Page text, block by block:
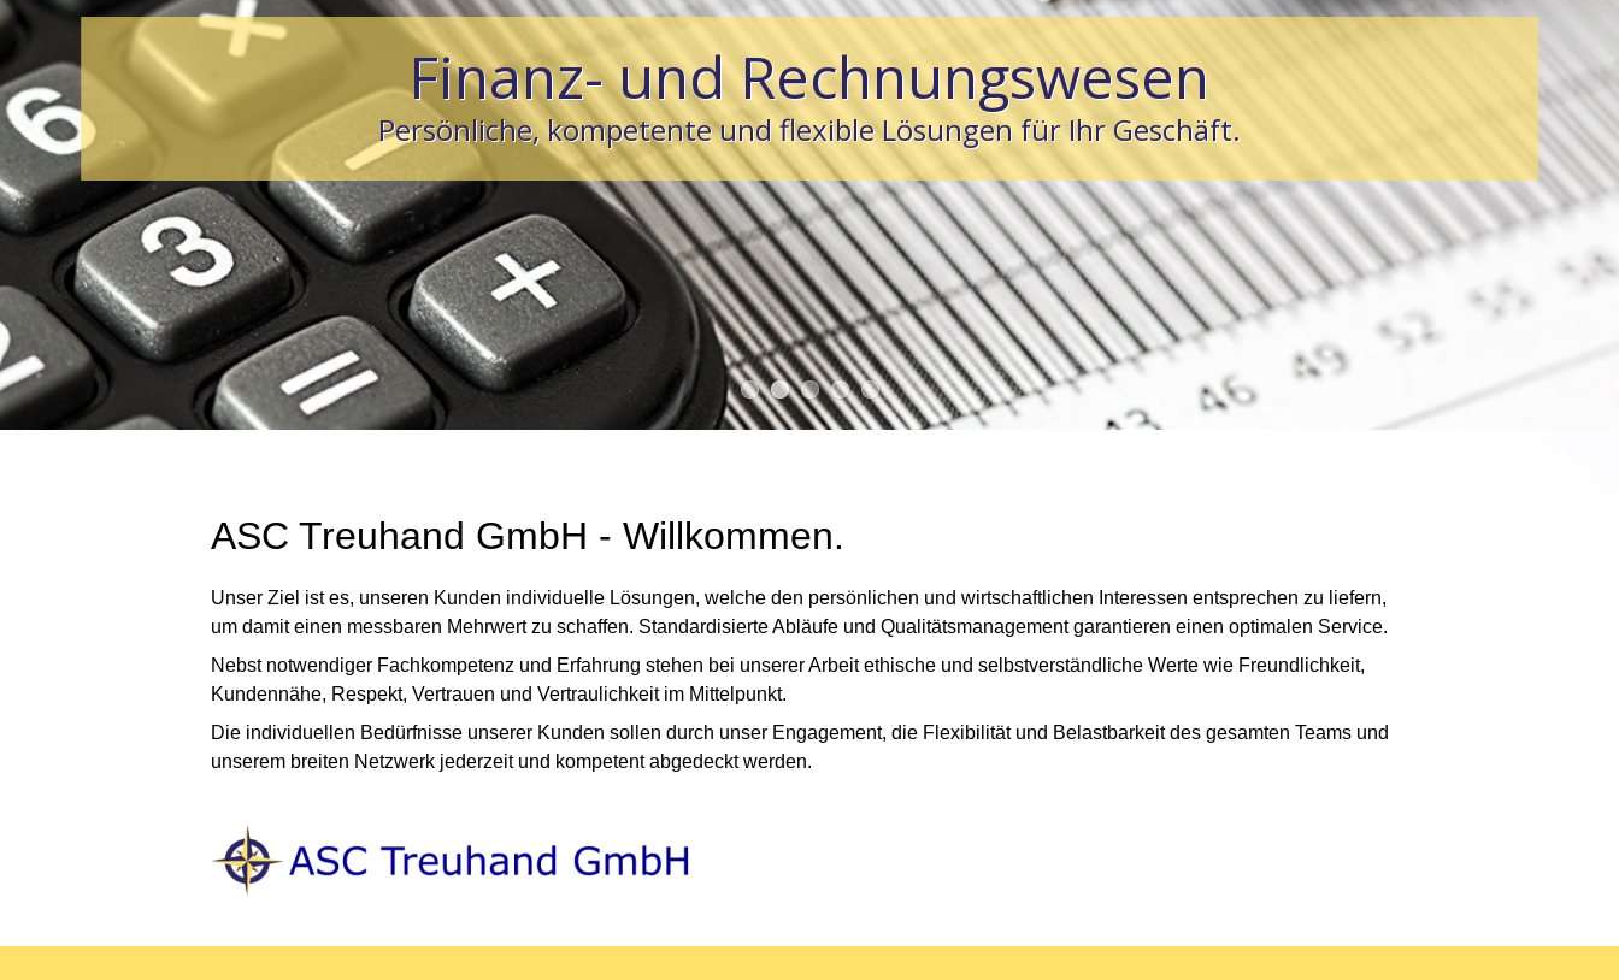
Finanz- und Rechnungswesen
Persönliche, kompetente und flexible Lösungen für Ihr Geschäft.
ASC Treuhand GmbH - Willkommen.
Unser Ziel ist es, unseren Kunden individuelle Lösungen, welche den persönlichen und wirtschaftlichen Interessen entsprechen zu liefern,
um damit einen messbaren Mehrwert zu schaffen. Standardisierte Abläufe und Qualitätsmanagement garantieren einen optimalen Service.
Nebst notwendiger Fachkompetenz und Erfahrung stehen bei unserer Arbeit ethische und selbstverständliche Werte wie Freundlichkeit,
Kundennähe, Respekt, Vertrauen und Vertraulichkeit im Mittelpunkt.
Die individuellen Bedürfnisse unserer Kunden sollen durch unser Engagement, die Flexibilität und Belastbarkeit des gesamten Teams und
unserem breiten Netzwerk jederzeit und kompetent abgedeckt werden.